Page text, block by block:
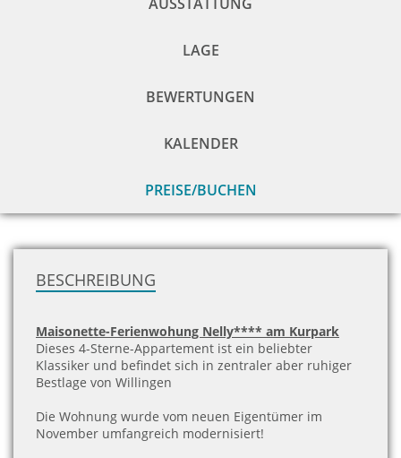
LAGE
BEWERTUNGEN
KALENDER
PREISE/BUCHEN
BESCHREIBUNG
Maisonette-Ferienwohung Nelly**** am Kurpark
Dieses 4-Sterne-Appartement ist ein beliebter
Klassiker und befindet sich in zentraler aber ruhiger
Bestlage von Willingen
Die Wohnung wurde vom neuen Eigentümer im
November umfangreich modernisiert!